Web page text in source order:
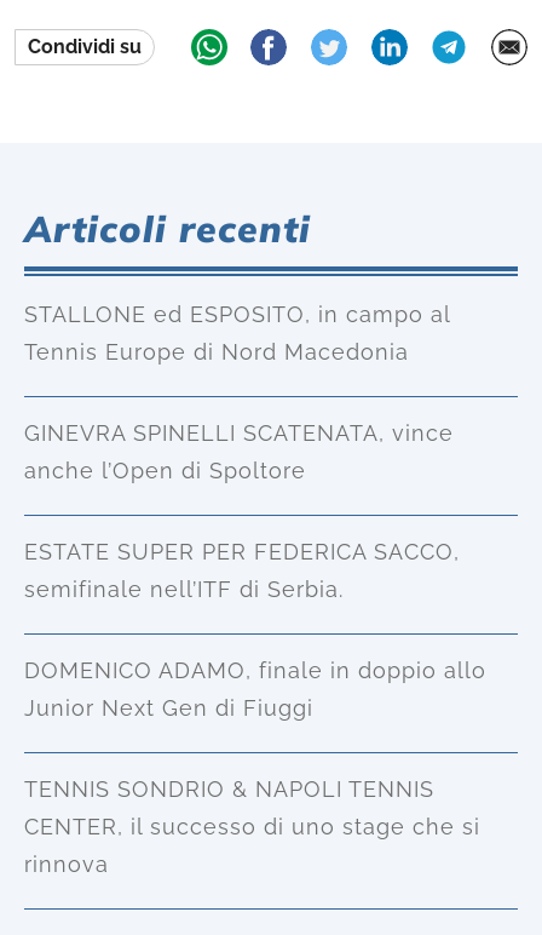
Condividi su
Articoli recenti
STALLONE ed ESPOSITO, in campo al
Tennis Europe di Nord Macedonia
GINEVRA SPINELLI SCATENATA, vince
anche l’Open di Spoltore
ESTATE SUPER PER FEDERICA SACCO,
semifinale nell’ITF di Serbia.
DOMENICO ADAMO, finale in doppio allo
Junior Next Gen di Fiuggi
TENNIS SONDRIO & NAPOLI TENNIS
CENTER, il successo di uno stage che si
rinnova